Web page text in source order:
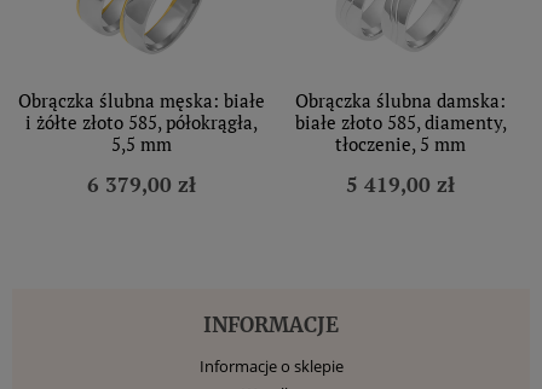
Obrączka ślubna męska: białe
i żółte złoto 585, półokrągła,
5,5 mm
6 379,00 zł
Obrączka ślubna damska:
białe złoto 585, diamenty,
tłoczenie, 5 mm
5 419,00 zł
INFORMACJE
Informacje o sklepie